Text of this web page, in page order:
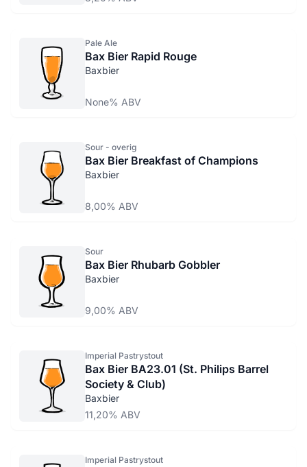
Pale Ale
Bax Bier Rapid Rouge
Baxbier
None% ABV
Sour - overig
Bax Bier Breakfast of Champions
Baxbier
8,00% ABV
Sour
Bax Bier Rhubarb Gobbler
Baxbier
9,00% ABV
Imperial Pastrystout
Bax Bier BA23.01 (St. Philips Barrel
Society & Club)
Baxbier
11,20% ABV
Imperial Pastrystout